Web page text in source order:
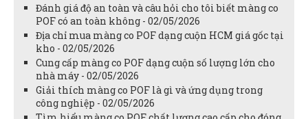
Đánh giá độ an toàn và câu hỏi cho tôi biết màng co
POF có an toàn không - 02/05/2026
Địa chỉ mua màng co POF dạng cuộn HCM giá gốc tại
kho - 02/05/2026
Cung cấp màng co POF dạng cuộn số lượng lớn cho
nhà máy - 02/05/2026
Giải thích màng co POF là gì và ứng dụng trong
công nghiệp - 02/05/2026